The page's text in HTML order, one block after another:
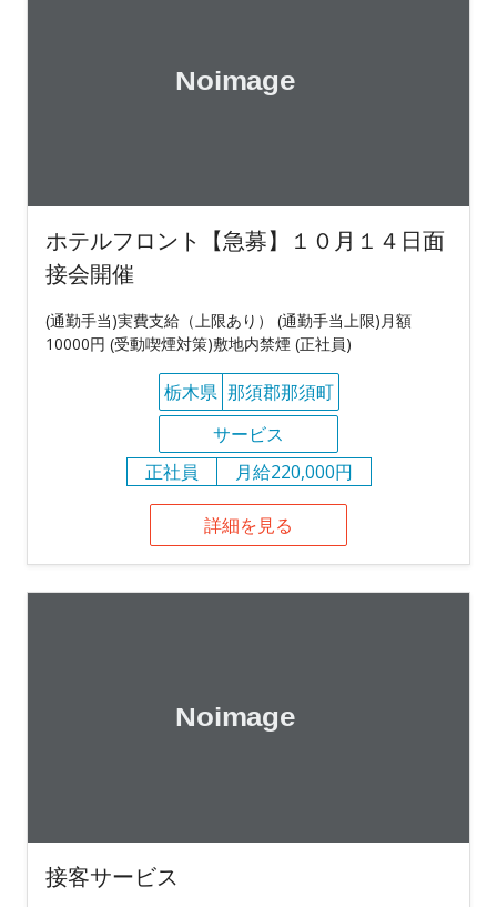
ホテルフロント【急募】１０月１４日面
接会開催
(通勤手当)実費支給（上限あり） (通勤手当上限)月額
10000円 (受動喫煙対策)敷地内禁煙 (正社員)
栃木県 那須郡那須町
サービス
正社員
月給220,000円
詳細を見る
接客サービス